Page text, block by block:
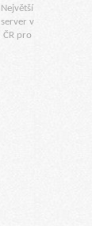
Největší
server v
ČR pro